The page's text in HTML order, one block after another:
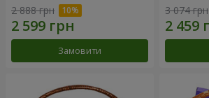
2 888 грн
Замовити
3 074 грн